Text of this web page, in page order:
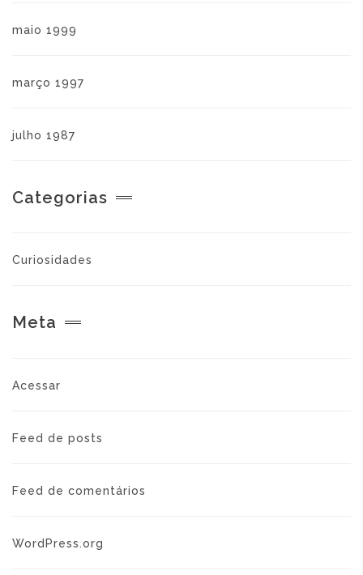
maio 1999
março 1997
julho 1987
Categorias
Curiosidades
Meta
Acessar
Feed de posts
Feed de comentários
WordPress.org